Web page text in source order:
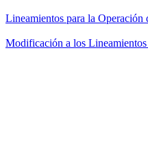
Lineamientos para la
Modificación a los